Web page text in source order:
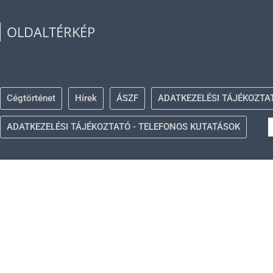
OLDALTÉRKÉP
Cégtörténet Hírek ÁSZF ADATKEZELÉSI
ADATKEZELÉSI TÁJÉKOZTATÓ - TELEFONOS KUTATÁSOK